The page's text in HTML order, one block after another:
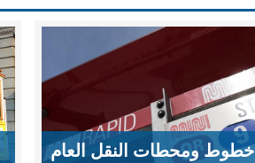
خطوط ومحطات النقل العام